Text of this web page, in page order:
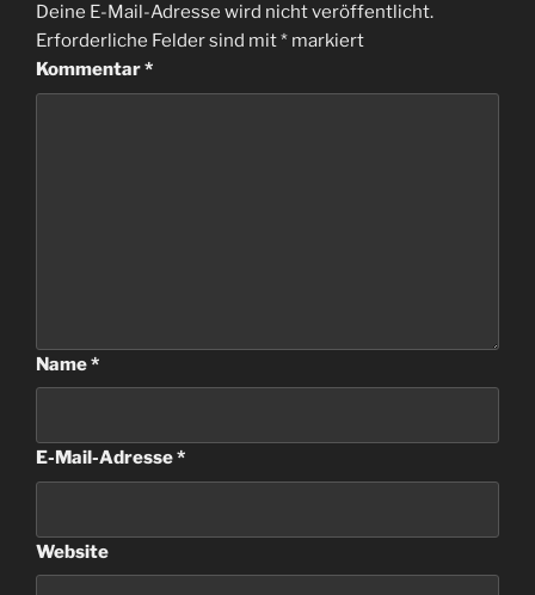
Deine E-Mail-Adresse wird nicht veröffentlicht.
Erforderliche Felder sind mit* markiert
Kommentar*
Name*
E-Mail-Adresse*
Website